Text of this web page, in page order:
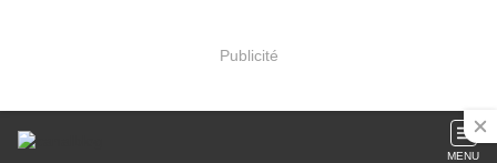
Publicité
MENU